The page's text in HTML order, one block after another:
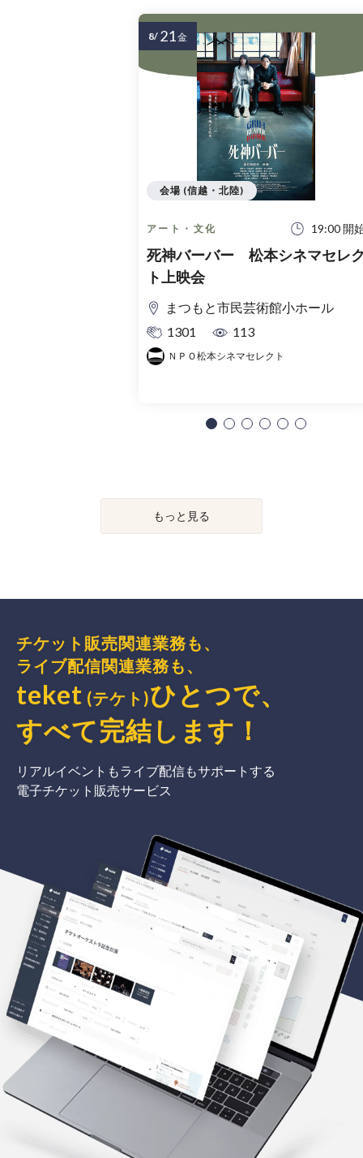
アート・文化 19:00 開
死神バーバー 松本シネマセレ
ト上映会
まつもと市民芸術館小ホール
1301
113
ＮＰＯ松本シネマセレクト
会場 (信越・北陸)
8/ 21金
もっと見る
チケット販売関連業務も、
ライブ配信関連業務も、
teket (テケト)ひとつで、
すべて完結 します ！
リアルイベントもライブ配信もサポートする
電子チケット販売サービス